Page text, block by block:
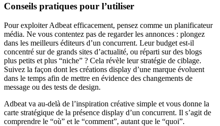
Conseils pratiques pour l’utiliser
Pour exploiter Adbeat efficacement, pensez comme un planificateur
média. Ne vous contentez pas de regarder les annonces : plongez
dans les meilleurs éditeurs d’un concurrent. Leur budget est-il
concentré sur de grands sites d’actualité, ou réparti sur des blogs
plus petits et plus “niche” ? Cela révèle leur stratégie de ciblage.
Suivez la façon dont les créations display d’une marque évoluent
dans le temps afin de mettre en évidence des changements de
message ou des tests de design.
Adbeat va au-delà de l’inspiration créative simple et vous donne la
carte stratégique de la présence display d’un concurrent. Il s’agit de
comprendre le “où” et le “comment”, autant que le “quoi”.